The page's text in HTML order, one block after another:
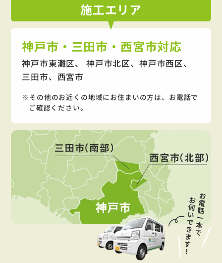
施工エリア
神戸市・三田市・西宮市対応
神戸市東灘区、 神戸市北区、神戸市西区、
三田市、西宮市
その他のお近くの地域にお住まいの方は、お電話で
ご確認ください。